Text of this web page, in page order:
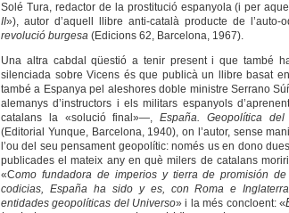
Solé Tura, redactor de la prostitució espanyola (i per
II»), autor d’aquell llibre anti-català producte de l’auto-
revolució burgesa (Edicions 62, Barcelona, 1967).
Una altra cabdal qüestió a tenir present i que també
silenciada sobre Vicens és que publicà un llibre basat
també a Espanya pel aleshores doble ministre Serrano
alemanys d’instructors i els militars espanyols
catalans la «solució final»—, España. Geopolítica
(Editorial Yunque, Barcelona, 1940), on l’autor, sense
l’ou del seu pensament geopolític: només us en dono
publicades el mateix any en què milers de catalans
«Como fundadora de imperios y tierra de promisión
codicias, España ha sido y es, con Roma e
entidades geopolíticas del Universo» i la més concloent: «